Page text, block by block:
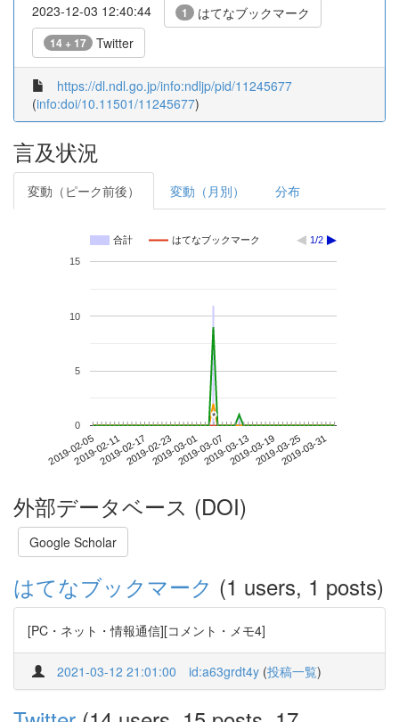
2023-12-03 12:40:44 1 はてなブックマーク
14 + 17 Twitter
https://dl.ndl.go.jp/info:ndljp/pid/11245677
(info:doi/10.11501/11245677)
言及状況
変動（ピーク前後） 変動（月別） 分布
合計 はてなブックマーク 1/2
2019-02-052019-02-112019-02-172019-02-232019-03-012019-03-072019-03-132019-03-192019-03-252019-03-31
0
5
10
15
*
*
外部データベース (DOI)
Google Scholar
はてなブックマーク (1 users, 1 posts)
[PC・ネット・情報通信][コメント・メモ4]
2021-03-12 21:01:00 id:a63grdt4y (投稿一覧)